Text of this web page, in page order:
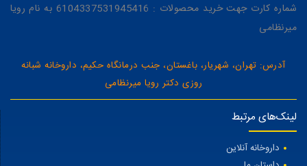
شماره کارت جهت خرید محصولات : 6104337531945416 به نام رویا
میرنظامی
آدرس: تهران، شهریار، باغستان، جنب درمانگاه حکیم، داروخانه شبانه
روزی دکتر رویا میرنظامی
لینک‌های مرتبط
داروخانه آنلاین